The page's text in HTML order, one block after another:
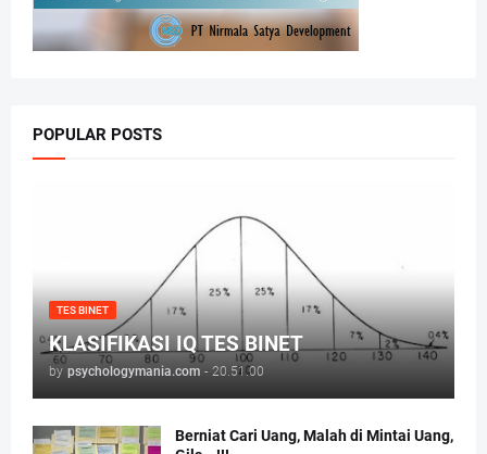
POPULAR POSTS
TES BINET
KLASIFIKASI IQ TES BINET
by psychologymania.com - 20.51.00
Berniat Cari Uang, Malah di Mintai Uang,